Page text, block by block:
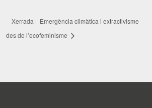
Xerrada | Emergència climàtica i extractivisme
des de l’ecofeminisme